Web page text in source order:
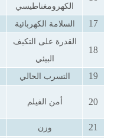
الكهرومغناطيسي
17 السلامة الكهربائية
18
القدرة على التكيف
البيئي
19 التسرب الحالي
20 أمن الفيلم
21
وزن